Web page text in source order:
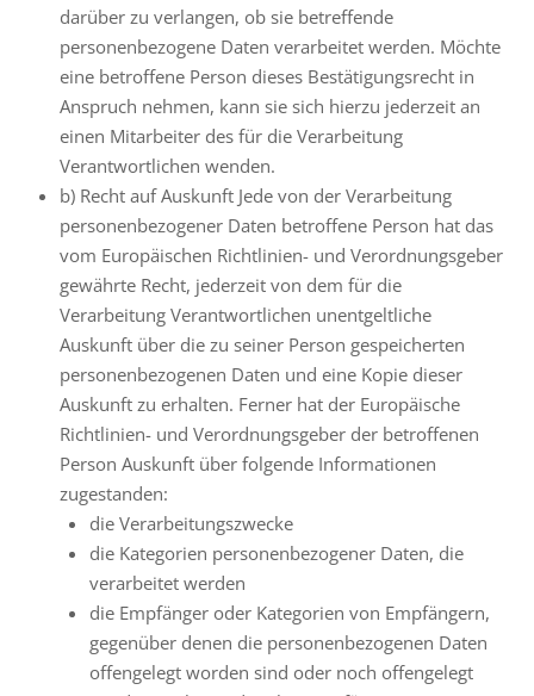
darüber zu verlangen, ob sie betreffende
personenbezogene Daten verarbeitet werden. Möchte
eine betroffene Person dieses Bestätigungsrecht in
Anspruch nehmen, kann sie sich hierzu jederzeit an
einen Mitarbeiter des für die Verarbeitung
Verantwortlichen wenden.
b) Recht auf Auskunft Jede von der Verarbeitung
personenbezogener Daten betroffene Person hat das
vom Europäischen Richtlinien- und Verordnungsgeber
gewährte Recht, jederzeit von dem für die
Verarbeitung Verantwortlichen unentgeltliche
Auskunft über die zu seiner Person gespeicherten
personenbezogenen Daten und eine Kopie dieser
Auskunft zu erhalten. Ferner hat der Europäische
Richtlinien- und Verordnungsgeber der betroffenen
Person Auskunft über folgende Informationen
zugestanden:
die Verarbeitungszwecke
die Kategorien personenbezogener Daten, die
verarbeitet werden
die Empfänger oder Kategorien von Empfängern,
gegenüber denen die personenbezogenen Daten
offengelegt worden sind oder noch offengelegt